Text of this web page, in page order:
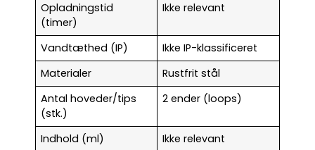
Opladningstid
(timer)
Ikke relevant
Vandtæthed (IP)
Ikke IP-klassificeret
Materialer
Rustfrit stål
Antal hoveder/tips
(stk.)
2 ender (loops)
Indhold (ml)
Ikke relevant